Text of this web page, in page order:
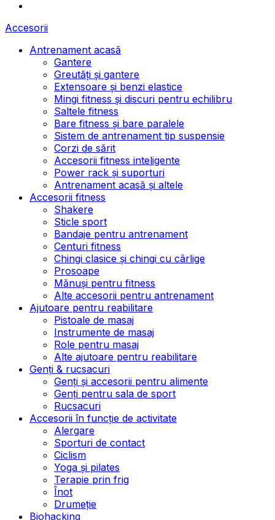
Accesorii
Antrenament acasă
Gantere
Greutăți și gantere
Extensoare și benzi elastice
Mingi fitness și discuri pentru echilibru
Saltele fitness
Bare fitness și bare paralele
Sistem de antrenament tip suspensie
Corzi de sărit
Accesorii fitness inteligente
Power rack și suporturi
Antrenament acasă și altele
Accesorii fitness
Shakere
Sticle sport
Bandaje pentru antrenament
Centuri fitness
Chingi clasice și chingi cu cârlige
Prosoape
Mănuși pentru fitness
Alte accesorii pentru antrenament
Ajutoare pentru reabilitare
Pistoale de masaj
Instrumente de masaj
Role pentru masaj
Alte ajutoare pentru reabilitare
Genți & rucsacuri
Genți și accesorii pentru alimente
Genți pentru sala de sport
Rucsacuri
Accesorii în funcție de activitate
Alergare
Sporturi de contact
Ciclism
Yoga și pilates
Terapie prin frig
Înot
Drumeție
Biohacking